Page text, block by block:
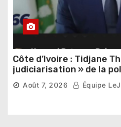
Côte d’Ivoire : Tidjane
judiciarisation » de la
poursuivre l’apaisement
Août 7, 2026 Équipe